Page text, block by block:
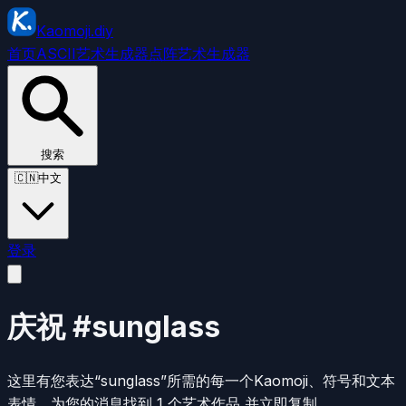
Kaomoji.diy
首页ASCII艺术生成器点阵艺术生成器
搜索
🇨🇳中文
登录
庆祝 #sunglass
这里有您表达“sunglass”所需的每一个Kaomoji、符号和文本